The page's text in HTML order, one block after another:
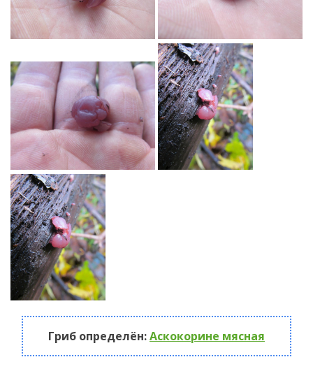
Гриб определён:Аскокорине мясная